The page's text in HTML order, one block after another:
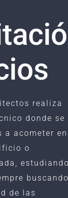
realiza
donde se
acometer en
o
de las